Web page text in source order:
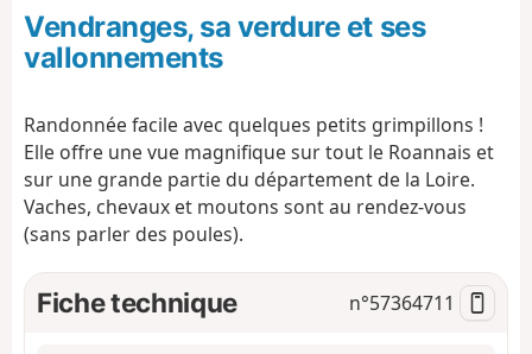
d
i
o
n
Vendranges, sa verdure et ses
vallonnements
Randonnée facile avec quelques petits grimpillons !
Elle offre une vue magnifique sur tout le Roannais et
sur une grande partie du département de la Loire.
Vaches, chevaux et moutons sont au rendez-vous
(sans parler des poules).
Fiche technique n°57364711